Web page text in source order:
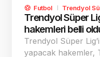
Futbol Trendyol
Trendyol Süper
hakemleri belli
Trendyol Süper
yapacak hakemler,